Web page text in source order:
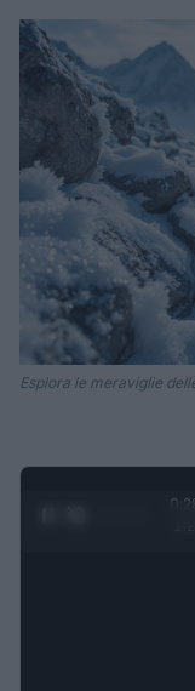
Esplora le meraviglie